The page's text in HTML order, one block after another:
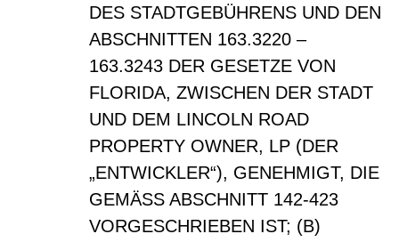
DES STADTGEBÜHRENS UND DEN
ABSCHNITTEN 163.3220 –
163.3243 DER GESETZE VON
FLORIDA, ZWISCHEN DER STADT
UND DEM LINCOLN ROAD
PROPERTY OWNER, LP (DER
„ENTWICKLER“), GENEHMIGT, DIE
GEMÄSS ABSCHNITT 142-423
VORGESCHRIEBEN IST; (B)